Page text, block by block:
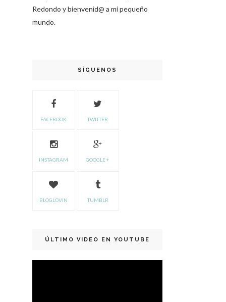
Redondo y bienvenid@ a mi pequeño
mundo.
SÍGUENOS
FACEBOOK TWITTER
INSTAGRAM GOOGLE +
BLOGLOVIN TUMBLR
ÚLTIMO VIDEO EN YOUTUBE